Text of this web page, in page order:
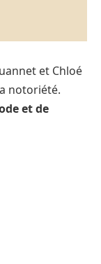
et Chloé
notoriété.
et de